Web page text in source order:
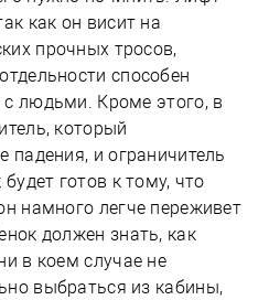
как он висит на
прочных тросов,
способен
людьми. Кроме этого, в
который
падения, и ограничитель
готов к тому, что
намного легче переживет
должен знать, как
в коем случае не
выбраться из кабины,